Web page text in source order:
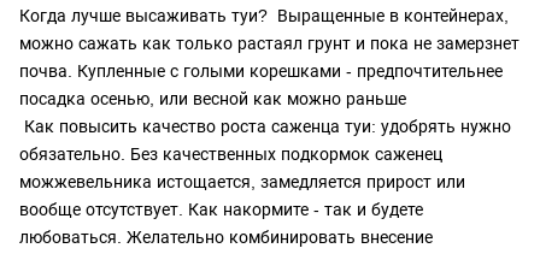
Когда лучше высаживать туи? Выращенные в контейнерах,
можно сажать как только растаял грунт и пока не замерзнет
почва. Купленные с голыми корешками - предпочтительнее
посадка осенью, или весной как можно раньше
Как повысить качество роста саженца туи: удобрять нужно
обязательно. Без качественных подкормок саженец
можжевельника истощается, замедляется прирост или
вообще отсутствует. Как накормите - так и будете
любоваться. Желательно комбинировать внесение